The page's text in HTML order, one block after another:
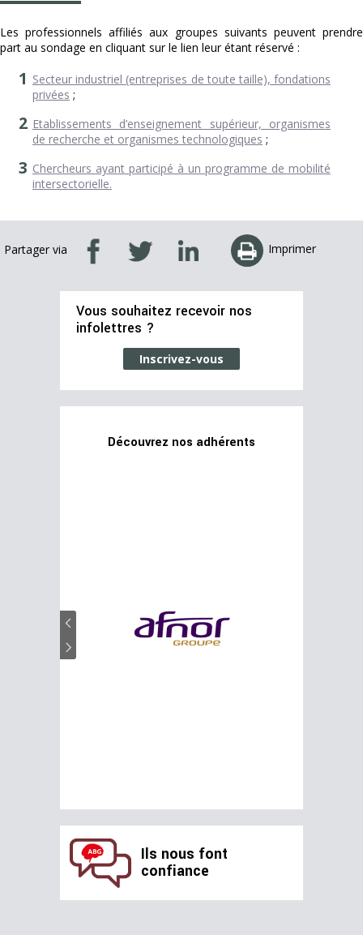
Les professionnels affiliés aux groupes suivants peuvent prendre
part au sondage en cliquant sur le lien leur étant réservé :
Secteur industriel (entreprises de toute taille), fondations
privées ;
Etablissements d’enseignement supérieur, organismes
de recherche et organismes technologiques ;
Chercheurs ayant participé à un programme de mobilité
intersectorielle.
Partager via Imprimer
Vous souhaitez recevoir nos
infolettres ?
Inscrivez-vous
Découvrez nos adhérents
Ils nous font
confiance